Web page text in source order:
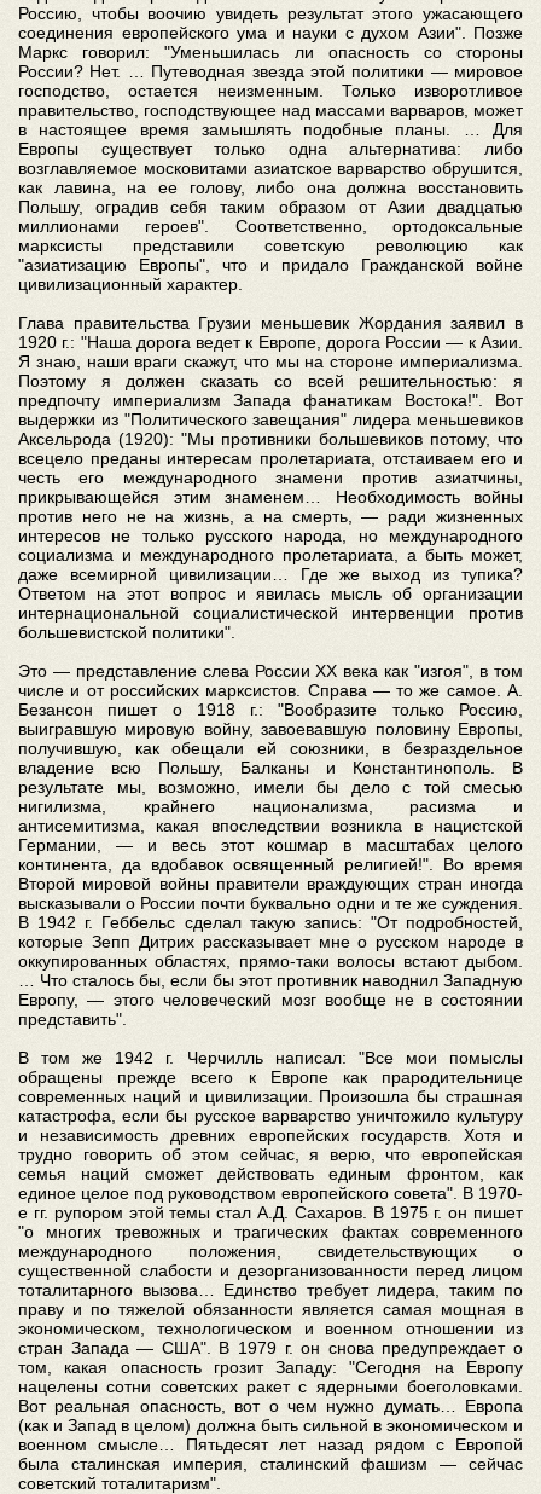
Россию, чтобы воочию увидеть результат этого ужасающего
соединения европейского ума и науки с духом Азии". Позже
Маркс говорил: "Уменьшилась ли опасность со стороны
России? Нет. … Путеводная звезда этой политики — мировое
господство, остается неизменным. Только изворотливое
правительство, господствующее над массами варваров, может
в настоящее время замышлять подобные планы. … Для
Европы существует только одна альтернатива: либо
возглавляемое московитами азиатское варварство обрушится,
как лавина, на ее голову, либо она должна восстановить
Польшу, оградив себя таким образом от Азии двадцатью
миллионами героев". Соответственно, ортодоксальные
марксисты представили советскую революцию как
"азиатизацию Европы", что и придало Гражданской войне
цивилизационный характер.
Глава правительства Грузии меньшевик Жордания заявил в
1920 г.: "Наша дорога ведет к Европе, дорога России — к Азии.
Я знаю, наши враги скажут, что мы на стороне империализма.
Поэтому я должен сказать со всей решительностью: я
предпочту империализм Запада фанатикам Востока!". Вот
выдержки из "Политического завещания" лидера меньшевиков
Аксельрода (1920): "Мы противники большевиков потому, что
всецело преданы интересам пролетариата, отстаиваем его и
честь его международного знамени против азиатчины,
прикрывающейся этим знаменем… Необходимость войны
против него не на жизнь, а на смерть, — ради жизненных
интересов не только русского народа, но международного
социализма и международного пролетариата, а быть может,
даже всемирной цивилизации… Где же выход из тупика?
Ответом на этот вопрос и явилась мысль об организации
интернациональной социалистической интервенции против
большевистской политики".
Это — представление слева России ХХ века как "изгоя", в том
числе и от российских марксистов. Справа — то же самое. А.
Безансон пишет о 1918 г.: "Вообразите только Россию,
выигравшую мировую войну, завоевавшую половину Европы,
получившую, как обещали ей союзники, в безраздельное
владение всю Польшу, Балканы и Константинополь. В
результате мы, возможно, имели бы дело с той смесью
нигилизма, крайнего национализма, расизма и
антисемитизма, какая впоследствии возникла в нацистской
Германии, — и весь этот кошмар в масштабах целого
континента, да вдобавок освященный религией!". Во время
Второй мировой войны правители враждующих стран иногда
высказывали о России почти буквально одни и те же суждения.
В 1942 г. Геббельс сделал такую запись: "От подробностей,
которые Зепп Дитрих рассказывает мне о русском народе в
оккупированных областях, прямо-таки волосы встают дыбом.
… Что сталось бы, если бы этот противник наводнил Западную
Европу, — этого человеческий мозг вообще не в состоянии
представить".
В том же 1942 г. Черчилль написал: "Все мои помыслы
обращены прежде всего к Европе как прародительнице
современных наций и цивилизации. Произошла бы страшная
катастрофа, если бы русское варварство уничтожило культуру
и независимость древних европейских государств. Хотя и
трудно говорить об этом сейчас, я верю, что европейская
семья наций сможет действовать единым фронтом, как
единое целое под руководством европейского совета". В 1970-
е гг. рупором этой темы стал А.Д. Сахаров. В 1975 г. он пишет
"о многих тревожных и трагических фактах современного
международного положения, свидетельствующих о
существенной слабости и дезорганизованности перед лицом
тоталитарного вызова… Единство требует лидера, таким по
праву и по тяжелой обязанности является самая мощная в
экономическом, технологическом и военном отношении из
стран Запада — США". В 1979 г. он снова предупреждает о
том, какая опасность грозит Западу: "Сегодня на Европу
нацелены сотни советских ракет с ядерными боеголовками.
Вот реальная опасность, вот о чем нужно думать… Европа
(как и Запад в целом) должна быть сильной в экономическом и
военном смысле… Пятьдесят лет назад рядом с Европой
была сталинская империя, сталинский фашизм — сейчас
советский тоталитаризм".